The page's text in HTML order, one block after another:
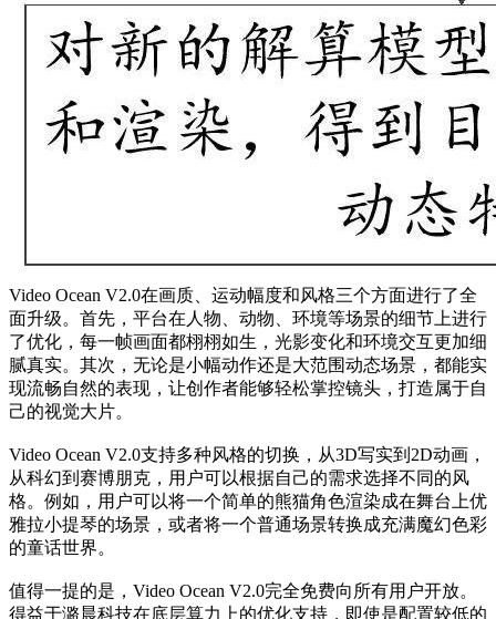
Video Ocean V2.0在画质、运动幅度和风格三个方面进行了全
面升级。首先，平台在人物、动物、环境等场景的细节上进行
了优化，每一帧画面都栩栩如生，光影变化和环境交互更加细
腻真实。其次，无论是小幅动作还是大范围动态场景，都能实
现流畅自然的表现，让创作者能够轻松掌控镜头，打造属于自
己的视觉大片。
Video Ocean V2.0支持多种风格的切换，从3D写实到2D动画，
从科幻到赛博朋克，用户可以根据自己的需求选择不同的风
格。例如，用户可以将一个简单的熊猫角色渲染成在舞台上优
雅拉小提琴的场景，或者将一个普通场景转换成充满魔幻色彩
的童话世界。
值得一提的是，Video Ocean V2.0完全免费向所有用户开放。
得益于潞晨科技在底层算力上的优化支持，即使是配置较低的